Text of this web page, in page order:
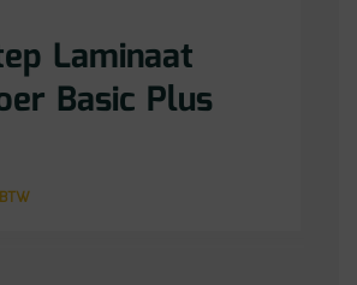
Laminaat
Basic Plus